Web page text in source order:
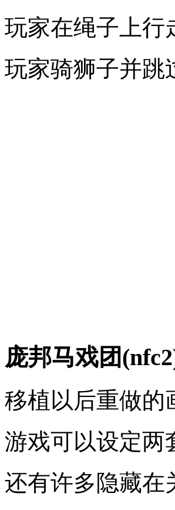
玩家在绳子上行
玩家骑狮子并跳
庞邦马戏团
移植以后重做的
游戏可以设定两
还有许多隐藏在